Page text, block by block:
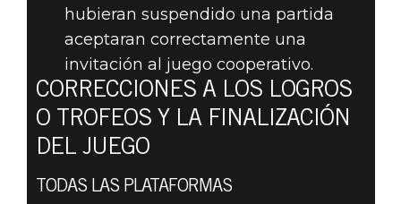
hubieran suspendido una partida
aceptaran correctamente una
invitación al juego cooperativo.
CORRECCIONES A LOS LOGROS
O TROFEOS Y LA FINALIZACIÓN
DEL JUEGO
TODAS LAS PLATAFORMAS